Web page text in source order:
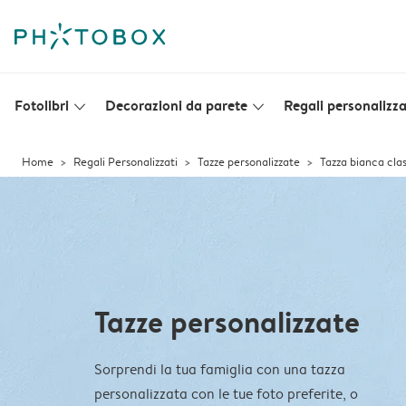
Fotolibri slim_arrow_down Decorazioni da parete slim_arrow_down Regali
Home Regali Personalizzati Tazze personalizzate Tazza bianca
Tazze personalizzate
Sorprendi la tua famiglia con una tazza
personalizzata con le tue foto preferite, o